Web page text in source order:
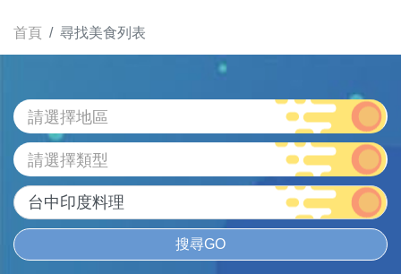
首頁 尋找美食列表
請選擇地區
請選擇類型
搜尋GO